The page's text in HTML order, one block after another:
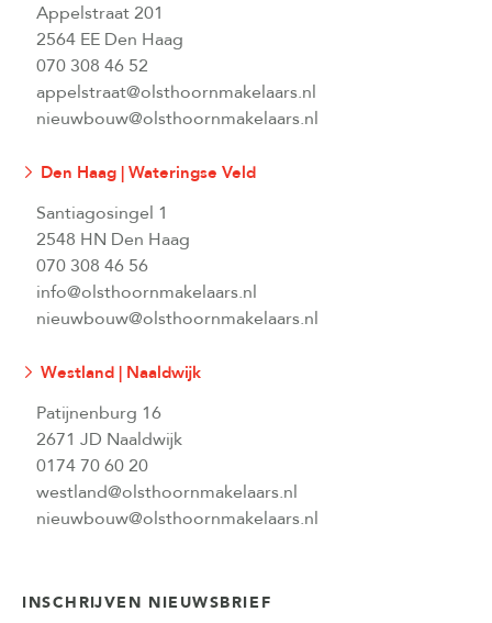
Appelstraat 201
2564 EE Den Haag
070 308 46 52
appelstraat@olsthoornmakelaars.nl
nieuwbouw@olsthoornmakelaars.nl
Den Haag | Wateringse Veld
Santiagosingel 1
2548 HN Den Haag
070 308 46 56
info@olsthoornmakelaars.nl
nieuwbouw@olsthoornmakelaars.nl
Westland | Naaldwijk
Patijnenburg 16
2671 JD Naaldwijk
0174 70 60 20
westland@olsthoornmakelaars.nl
nieuwbouw@olsthoornmakelaars.nl
INSCHRIJVEN NIEUWSBRIEF